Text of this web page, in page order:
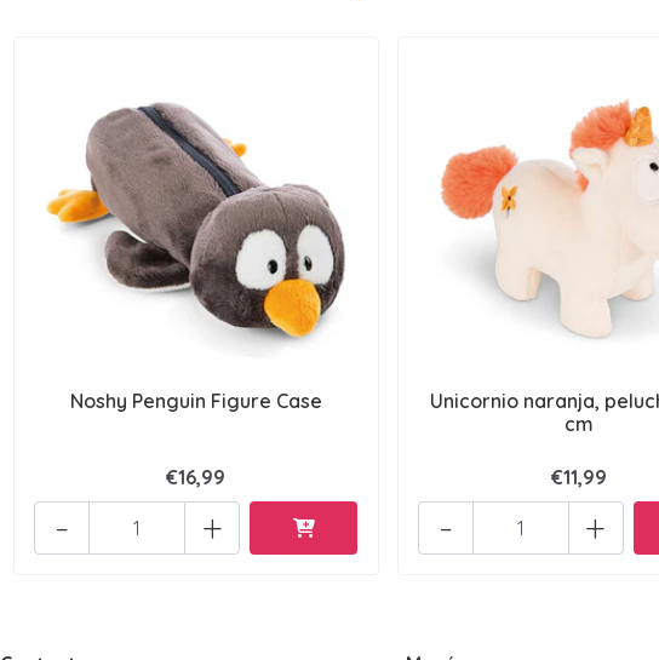
Noshy Penguin Figure Case
€16,99
+
-
Unicornio naranja,
cm
€11,99
+
-